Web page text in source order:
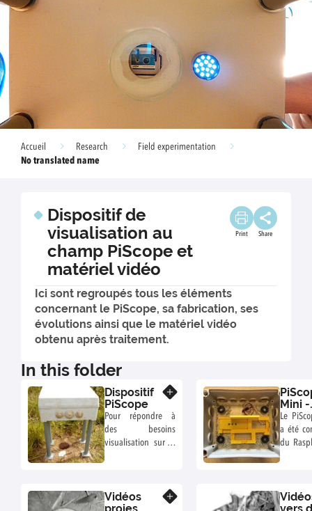
Accueil Research
Field experimentation
No translated name
Dispositif de
visualisation au
champ PiScope et
matériel vidéo
Print Share
Ici sont regroupés tous les éléments
concernant le PiScope, sa fabrication, ses
évolutions ainsi que le matériel vidéo
obtenu après traitement.
In this folder
Dispositif
PiScope
Pour répondre à
des besoins
visualisation sur le
développé notre
instrument maison
Mini -
et
Le
a été
du
Nous
Vidéos